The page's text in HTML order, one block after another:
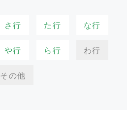
さ行 た行 な行
や行 ら行 わ行
その他